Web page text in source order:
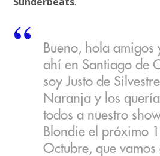
Bueno, hola amigos
ahí en Santiago de
soy Justo de
Naranja y los
todos a nuestro
Blondie el próximo
Octubre, que vamos